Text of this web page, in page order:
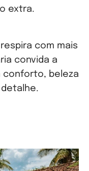
extra.
com mais
convida a
conforto, beleza